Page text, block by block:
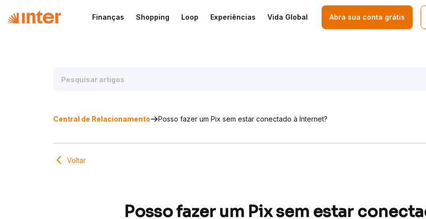
Finanças Shopping Loop Experiências Vida Global Abra sua conta grátis
Central de Relacionamento Posso fazer um Pix sem estar conectado à Internet?
Voltar
Posso fazer um Pix sem estar